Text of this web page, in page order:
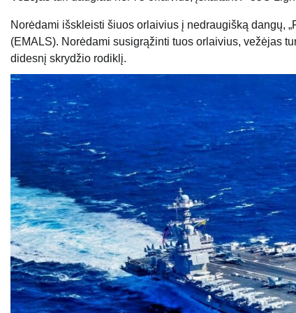
Norėdami išskleisti šiuos orlaivius į nedraugišką dangų,
(EMALS). Norėdami susigrąžinti tuos orlaivius, vežėjas
didesnį skrydžio rodiklį.